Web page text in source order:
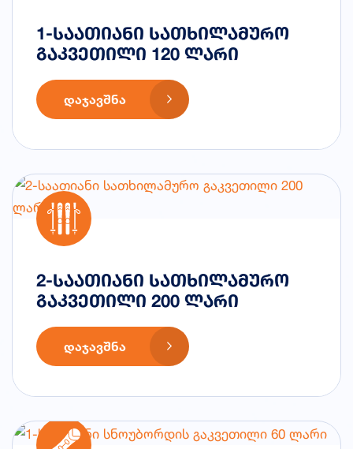
1-საათიანი სათხილამურო
გაკვეთილი 120 ლარი
ᲓᲐᲯᲐᲕᲨᲜᲐ
2-საათიანი სათხილამურო
გაკვეთილი 200 ლარი
ᲓᲐᲯᲐᲕᲨᲜᲐ